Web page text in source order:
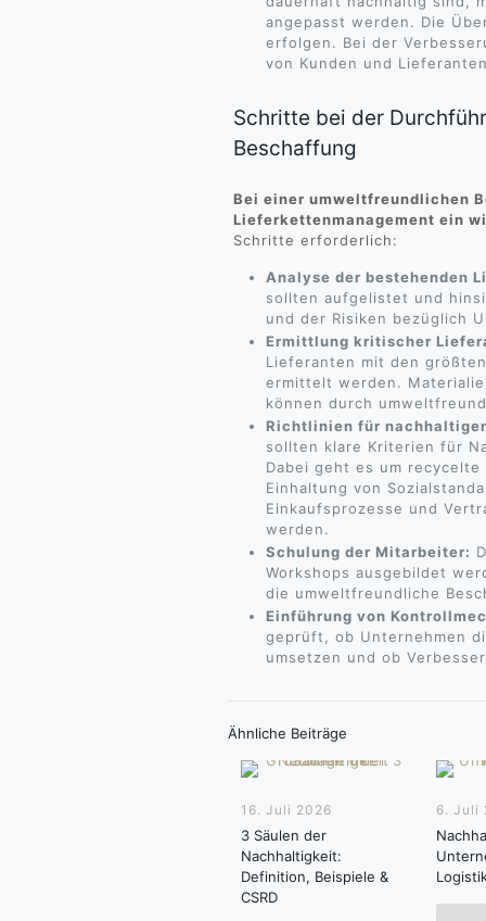
angepasst werden. Die
erfolgen. Bei der
von Kunden und
Schritte bei der
Beschaffung
Bei einer umweltfreundlichen
Lieferkettenmanagement ein
Schritte erforderlich:
Analyse der bestehenden
sollten aufgelistet und
und der Risiken bezüglich
Ermittlung kritischer
Lieferanten mit den
ermittelt werden.
können durch
Richtlinien für
sollten klare Kriterien für
Dabei geht es um
Einhaltung von
Einkaufsprozesse und
werden.
Schulung der Mitarbeiter:
Workshops ausgebildet
die umweltfreundliche
Einführung von
geprüft, ob Unternehmen
umsetzen und ob
Ähnliche Beiträge
16. Juli 2026
3 Säulen der
Nachhaltigkeit:
Definition, Beispiele &
CSRD
6. Juli